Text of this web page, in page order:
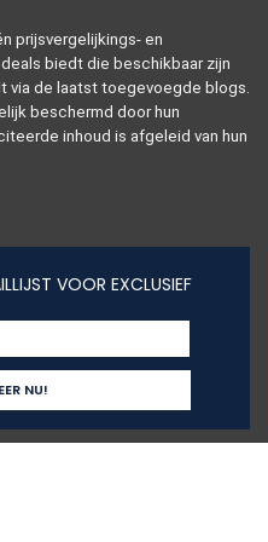
prijsvergelijkings- en
biedt die beschikbaar zijn
via de laatst toegevoegde blogs.
beschermd door hun
inhoud is afgeleid van hun
VOOR EXCLUSIEF